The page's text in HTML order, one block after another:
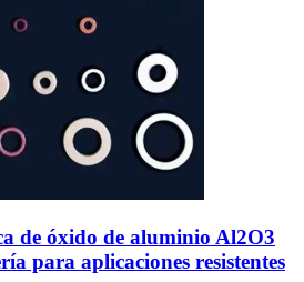
de óxido de aluminio Al2O3
para aplicaciones resistentes